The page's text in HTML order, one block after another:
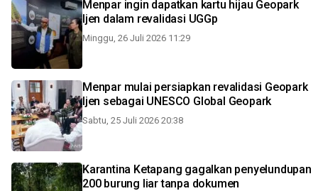
Menpar ingin dapatkan kartu hijau Geopark
Ijen dalam revalidasi UGGp
Minggu, 26 Juli 2026 11:29
Menpar mulai persiapkan revalidasi Geopark
Ijen sebagai UNESCO Global Geopark
Sabtu, 25 Juli 2026 20:38
Karantina Ketapang gagalkan penyelundupan
200 burung liar tanpa dokumen